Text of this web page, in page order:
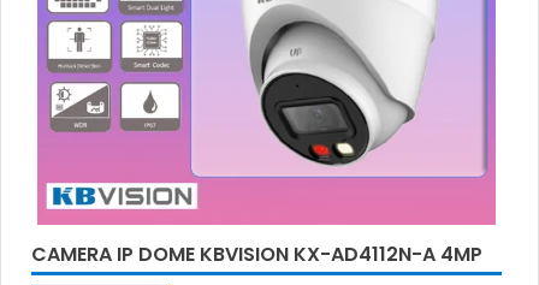
CAMERA IP DOME KBVISION KX-AD4112N-A 4MP